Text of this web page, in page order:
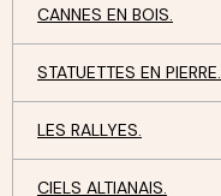
CANNES EN BOIS.
STATUETTES EN PIERRE.
LES RALLYES.
CIELS ALTIANAIS.